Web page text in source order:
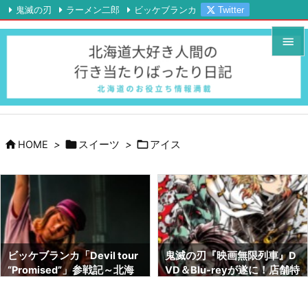



次へ

検索
鬼滅の刃 ラーメン二郎 ビッケブランカ
Twitter
Instagram
YouTube RSS Feedly
 HOME > スイーツ > アイス
鬼滅の刃『映画無限列車』D
VD＆Blu-reyが遂に！店舗特
鬼滅の刃画集『幾星霜』が素
晴らしい！！ネタバレも！！